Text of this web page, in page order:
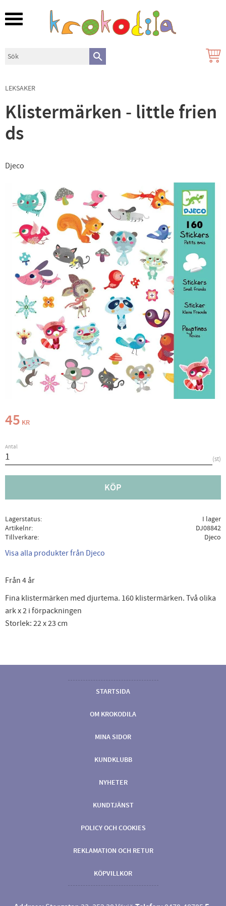
Meny
LEKSAKER
Klistermärken - little frien
ds
Djeco
45 KR
Antal
st
KÖP
Lagerstatus
I lager
Artikelnr
DJ08842
Tillverkare
Djeco
Visa alla produkter från Djeco
Från 4 år
Fina klistermärken med djurtema. 160 klistermärken. Två olika
ark x 2 i förpackningen
Storlek: 22 x 23 cm
STARTSIDA
OM KROKODILA
MINA SIDOR
KUNDKLUBB
NYHETER
KUNDTJÄNST
POLICY OCH COOKIES
REKLAMATION OCH RETUR
KÖPVILLKOR